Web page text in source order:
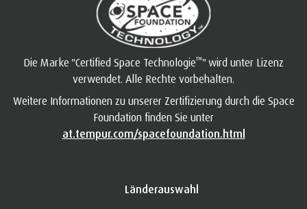
Die Marke "Certified Space Technologie™" wird unter Lizenz
verwendet. Alle Rechte vorbehalten.
Weitere Informationen zu unserer Zertifizierung durch die Space
Foundation finden Sie unter
at.tempur.com/spacefoundation.html
Länderauswahl